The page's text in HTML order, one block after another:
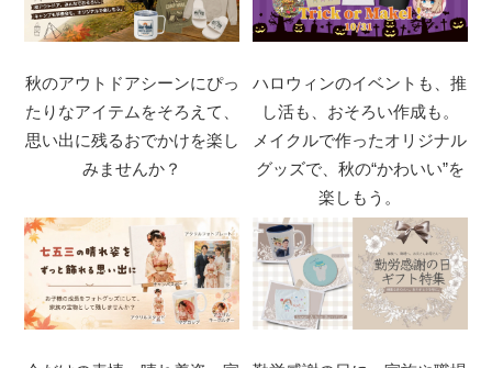
秋のアウトドアシーンにぴっ
たりなアイテムをそろえて、
思い出に残るおでかけを楽し
みませんか？
ハロウィンのイベントも、推
し活も、おそろい作成も。
メイクルで作ったオリジナル
グッズで、秋の“かわいい”を
楽しもう。